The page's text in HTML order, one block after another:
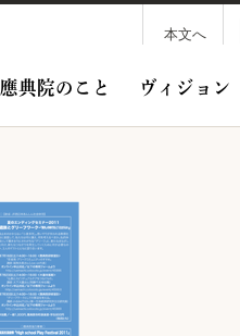
本文へ
應典院のこと ヴィジョン